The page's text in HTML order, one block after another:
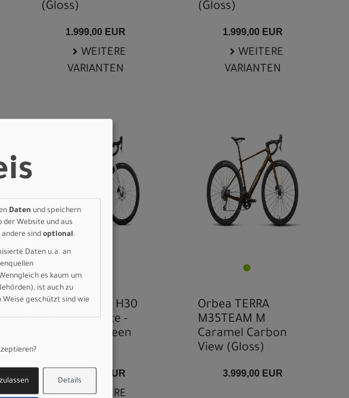
(Gloss)
1.999,00 EUR
WEITERE
VARIANTEN
(Gloss)
1.999,00 EUR
WEITERE
VARIANTEN
Orbea TERRA H30
XL Ivory White -
Met. Olive Green
1.999,00 EUR
WEITERE
Orbea TERRA
M35TEAM M
Caramel Carbon
View (Gloss)
3.999,00 EUR
Daten und speichern
Website und aus
andere sind optional.
Daten u.a. an
es kaum um
ist auch zu
Weise geschützt sind wie
Details